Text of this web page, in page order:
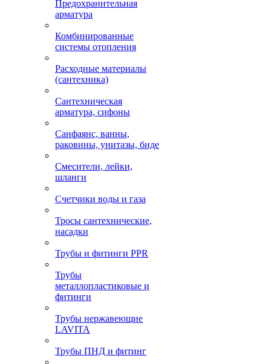
Предохранительная
арматура
Комбинированные
системы отопления
Расходные материалы
(сантехника)
Сантехническая
арматура, сифоны
Санфаянс, ванны,
раковины, унитазы, биде
Смесители, лейки,
шланги
Счетчики воды и газа
Тросы сантехнические,
насадки
Трубы и фитинги PPR
Трубы
металлопластиковые и
фитинги
Трубы нержавеющие
LAVITA
Трубы ПНД и фитинг